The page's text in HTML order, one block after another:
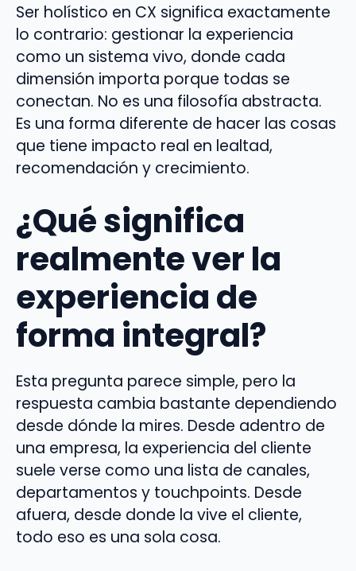
Ser holístico en CX significa exactamente
lo contrario: gestionar la experiencia
como un sistema vivo, donde cada
dimensión importa porque todas se
conectan. No es una filosofía abstracta.
Es una forma diferente de hacer las cosas
que tiene impacto real en lealtad,
recomendación y crecimiento.
¿Qué significa
realmente ver la
experiencia de
forma integral?
Esta pregunta parece simple, pero la
respuesta cambia bastante dependiendo
desde dónde la mires. Desde adentro de
una empresa, la experiencia del cliente
suele verse como una lista de canales,
departamentos y touchpoints. Desde
afuera, desde donde la vive el cliente,
todo eso es una sola cosa.